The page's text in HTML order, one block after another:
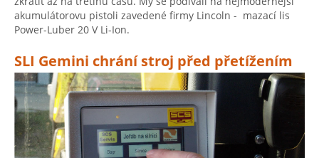
akumulátorovu pistoli zavedené firmy Lincoln - mazací lis
Power-Luber 20 V Li-Ion.
SLI Gemini chrání stroj před přetížením